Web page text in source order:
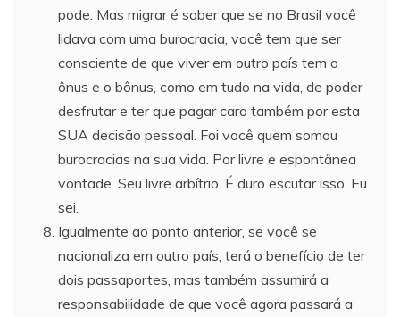
pode. Mas migrar é saber que se no Brasil você
lidava com uma burocracia, você tem que ser
consciente de que viver em outro país tem o
ônus e o bônus, como em tudo na vida, de poder
desfrutar e ter que pagar caro também por esta
SUA decisão pessoal. Foi você quem somou
burocracias na sua vida. Por livre e espontânea
vontade. Seu livre arbítrio. É duro escutar isso. Eu
sei.
Igualmente ao ponto anterior, se você se
nacionaliza em outro país, terá o benefício de ter
dois passaportes, mas também assumirá a
responsabilidade de que você agora passará a